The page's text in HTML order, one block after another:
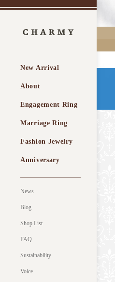
New Arrival
About
Engagement Ring
Marriage Ring
Fashion Jewelry
Anniversary
News
Blog
Shop List
FAQ
Sustainability
Voice